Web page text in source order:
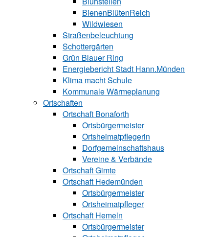
BienenBlütenReich
Wildwiesen
Straßenbeleuchtung
Schottergärten
Grün Blauer Ring
Energiebericht Stadt Hann.Münden
Klima macht Schule
Kommunale Wärmeplanung
Ortschaften
Ortschaft Bonaforth
Ortsbürgermeister
Ortsheimatpflegerin
Dorfgemeinschaftshaus
Vereine & Verbände
Ortschaft Gimte
Ortschaft Hedemünden
Ortsbürgermeister
Ortsheimatpfleger
Ortschaft Hemeln
Ortsbürgermeister